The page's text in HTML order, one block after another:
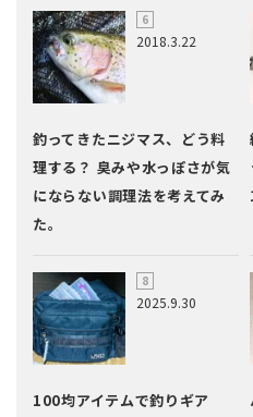
2018.3.22
釣ってきたニジマス、どう料
理する？ 臭みや水っぽさが気
にならない調理法を考えてみ
た。
2025.9.30
100均アイテムで釣りギア